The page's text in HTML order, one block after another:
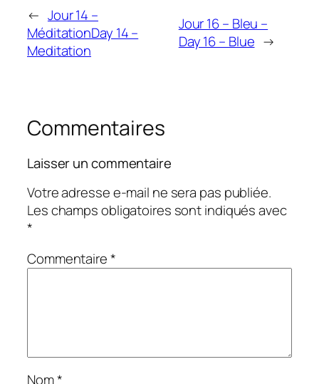
← Jour 14 –
MéditationDay 14 –
Meditation
Jour 16 – Bleu –
Day 16 – Blue →
Commentaires
Laisser un commentaire
Votre adresse e-mail ne sera pas publiée.
Les champs obligatoires sont indiqués avec
*
Commentaire*
Nom*